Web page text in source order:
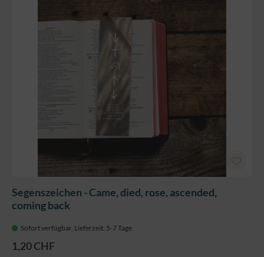
Segenszeichen - Came, died, rose, ascended,
coming back
Sofort verfügbar, Lieferzeit: 5-7 Tage
1,20 CHF